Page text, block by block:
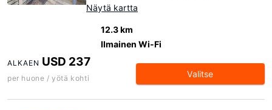
Näytä kartta
12.3 km
Ilmainen Wi-Fi
ALKAEN USD 237
per huone / yötä kohti Valitse